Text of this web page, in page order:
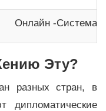
Онлайн -Система
Эту?
разных стран, в
дипломатические